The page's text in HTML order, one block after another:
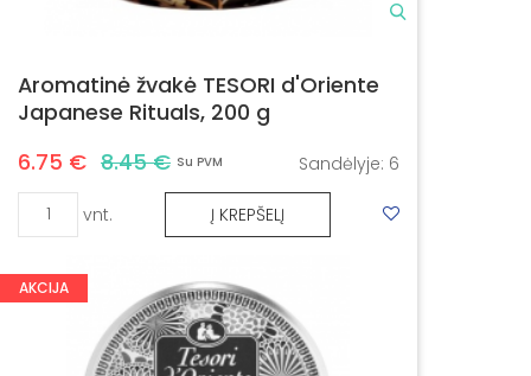
Aromatinė žvakė TESORI d'Oriente
Japanese Rituals, 200 g
6.75 € 8.45 € Su PVM Sandėlyje: 6
vnt. Į KREPŠELĮ
AKCIJA